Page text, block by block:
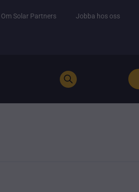
Om Solar Partners Jobba hos oss